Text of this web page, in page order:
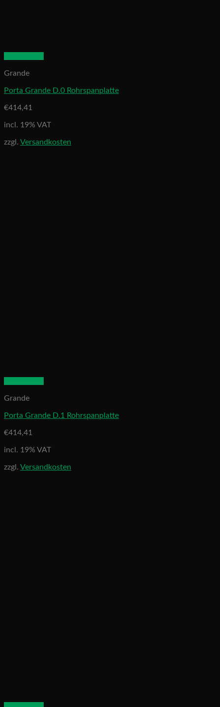
Grande
Porta Grande D.0 Rohrspanplatte
€414,41
incl. 19% VAT
zzgl. Versandkosten
Grande
Porta Grande D.1 Rohrspanplatte
€414,41
incl. 19% VAT
zzgl. Versandkosten